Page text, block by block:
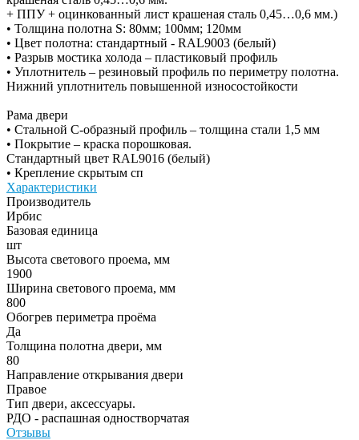
+ ППУ + оцинкованный лист крашеная сталь 0,45…0,6 мм.)
• Толщина полотна S: 80мм; 100мм; 120мм
• Цвет полотна: стандартный - RAL9003 (белый)
• Разрыв мостика холода – пластиковый профиль
• Уплотнитель – резиновый профиль по периметру полотна.
Нижний уплотнитель повышенной износостойкости
Рама двери
• Стальной С-образный профиль – толщина стали 1,5 мм
• Покрытие – краска порошковая.
Стандартный цвет RAL9016 (белый)
• Крепление скрытым сп
Характеристики
Производитель
Ирбис
Базовая единица
шт
Высота светового проема, мм
1900
Ширина светового проема, мм
800
Обогрев периметра проёма
Да
Толщина полотна двери, мм
80
Направление открывания двери
Правое
Тип двери, аксессуары.
РДО - распашная одностворчатая
Отзывы